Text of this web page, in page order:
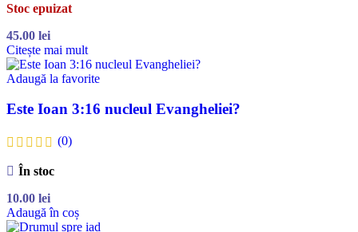
Stoc epuizat
45.00 lei
Citește mai mult
Adaugă la favorite
Este Ioan 3:16 nucleul Evangheliei?
(0)
În stoc
10.00 lei
Adaugă în coș